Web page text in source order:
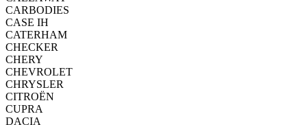
CARBODIES
CASE IH
CATERHAM
CHECKER
CHERY
CHEVROLET
CHRYSLER
CITROËN
CUPRA
DACIA